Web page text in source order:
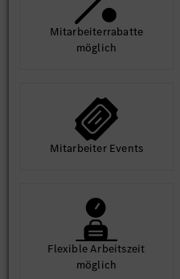
Mit­arbeiter­rabatte
möglich
Mit­arbeiter Events
Flexible Arbeits­zeit
möglich